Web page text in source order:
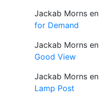
Jackab Morns en
for Demand
Jackab Morns en
Good View
Jackab Morns en
Lamp Post